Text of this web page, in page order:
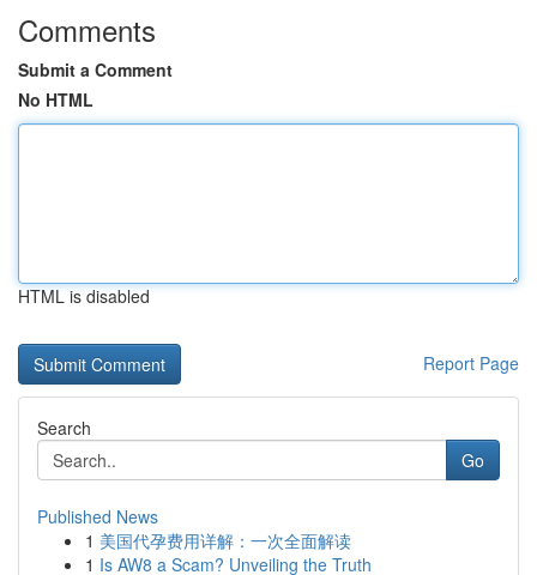
Comments
Submit a Comment
No HTML
HTML is disabled
Report Page
Search
Go
Published News
1 美国代孕费用详解：一次全面解读
1 Is AW8 a Scam? Unveiling the Truth